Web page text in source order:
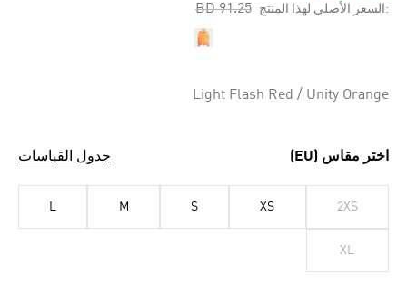
:السعر الأصلي لهذا المنتج Price reduced from
BD 91.25
to
Light Flash Red / Unity Orange
اختر مقاس (EU) جدول القياسات
2XS
XS
S
M
L
XL